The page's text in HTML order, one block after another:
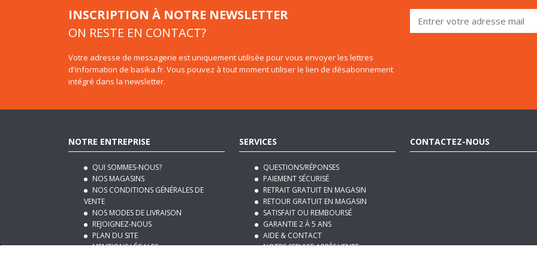
ON RESTE EN CONTACT?
Votre adresse de messagerie est uniquement utilisée pour vous envoyer les lettres
intégré dans la newsletter.
QUI SOMMES-NOUS?
NOS MAGASINS
NOS CONDITIONS GÉNÉRALES DE
VENTE
NOS MODES DE LIVRAISON
REJOIGNEZ-NOUS
PLAN DU SITE
MENTIONS LÉGALES
NOTRE BLOG DÉCO
QUESTIONS/RÉPONSES
PAIEMENT SÉCURISÉ
RETRAIT GRATUIT EN MAGASIN
RETOUR GRATUIT EN MAGASIN
SATISFAIT OU REMBOURSÉ
GARANTIE 2 À 5 ANS
AIDE & CONTACT
NOTRE SERVICE APRÈS VENTE